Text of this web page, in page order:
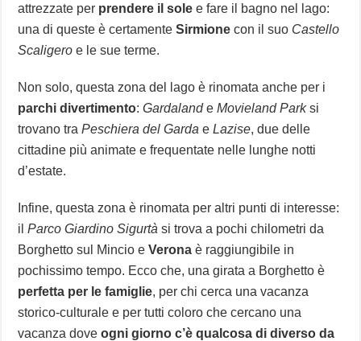
attrezzate per prendere il sole e fare il bagno nel lago:
una di queste è certamenteSirmione con il suo Castello
Scaligero e le sue terme.
Non solo, questa zona del lago è rinomata anche per i
parchi divertimento:GardalandeMovieland Parksi
trovano traPeschiera del Garda eLazise, due delle
cittadine più animate e frequentate nelle lunghe notti
d’estate.
Infine, questa zona è rinomata per altri punti di interesse:
ilParco Giardino Sigurtà si trova a pochi chilometri da
Borghetto sul Mincio eVerona è raggiungibile in
pochissimo tempo. Ecco che, una girata a Borghetto è
perfetta per le famiglie, per chi cerca una vacanza
storico-culturale e per tutti coloro che cercano una
vacanza doveogni giorno c’è qualcosa di diverso da